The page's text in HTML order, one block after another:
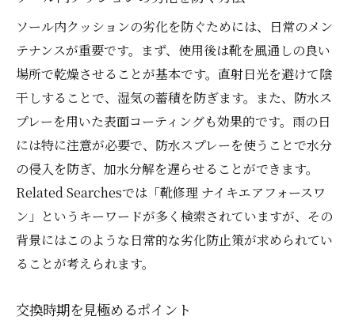
ソール内クッションの劣化を防ぐためには、日常のメン
テナンスが重要です。まず、使用後は靴を風通しの良い
場所で乾燥させることが基本です。直射日光を避けて陰
干しすることで、湿気の蓄積を防ぎます。また、防水ス
プレーを用いた表面コーティングも効果的です。雨の日
には特に注意が必要で、防水スプレーを使うことで水分
の侵入を防ぎ、加水分解を遅らせることができます。
Related Searchesでは「靴修理 ナイキエアフォースワ
ン」というキーワードが多く検索されていますが、その
背景にはこのような日常的な劣化防止策が求められてい
ることが考えられます。
交換時期を見極めるポイント